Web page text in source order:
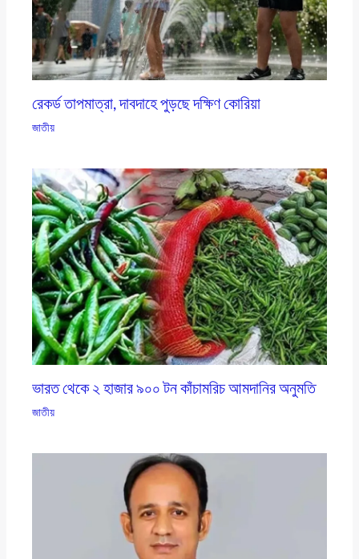
রেকর্ড তাপমাত্রা, দাবদাহে পুড়ছে দক্ষিণ কোরিয়া
জাতীয়
ভারত থেকে ২ হাজার ৯০০ টন কাঁচামরিচ আমদানির অনুমতি
জাতীয়